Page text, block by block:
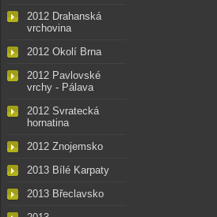
2012 Drahanská
vrchovina
2012 Okolí Brna
2012 Pavlovské
vrchy - Pálava
2012 Svratecká
hornatina
2012 Znojemsko
2013 Bílé Karpaty
2013 Břeclavsko